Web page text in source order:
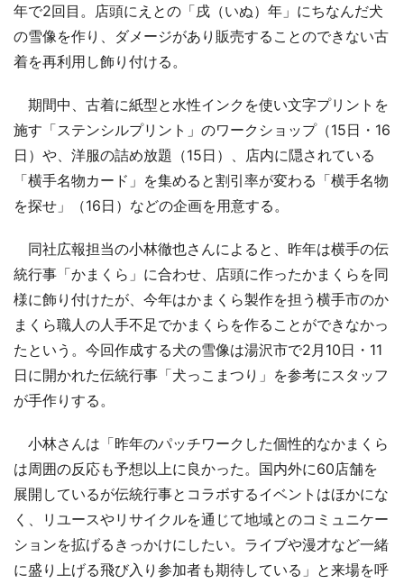
年で2回目。店頭にえとの「戌（いぬ）年」にちなんだ犬
の雪像を作り、ダメージがあり販売することのできない古
着を再利用し飾り付ける。
期間中、古着に紙型と水性インクを使い文字プリントを
施す「ステンシルプリント」のワークショップ（15日・16
日）や、洋服の詰め放題（15日）、店内に隠されている
「横手名物カード」を集めると割引率が変わる「横手名物
を探せ」（16日）などの企画を用意する。
同社広報担当の小林徹也さんによると、昨年は横手の伝
統行事「かまくら」に合わせ、店頭に作ったかまくらを同
様に飾り付けたが、今年はかまくら製作を担う横手市のか
まくら職人の人手不足でかまくらを作ることができなかっ
たという。今回作成する犬の雪像は湯沢市で2月10日・11
日に開かれた伝統行事「犬っこまつり」を参考にスタッフ
が手作りする。
小林さんは「昨年のパッチワークした個性的なかまくら
は周囲の反応も予想以上に良かった。国内外に60店舗を
展開しているが伝統行事とコラボするイベントはほかにな
く、リユースやリサイクルを通じて地域とのコミュニケー
ションを拡げるきっかけにしたい。ライブや漫才など一緒
に盛り上げる飛び入り参加者も期待している」と来場を呼